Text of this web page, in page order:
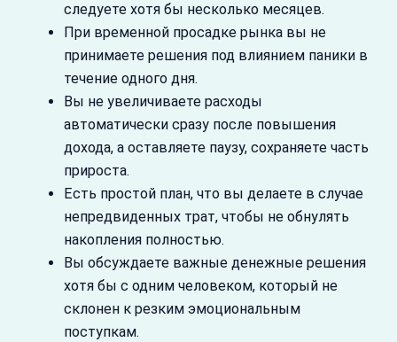
следуете хотя бы несколько месяцев.
При временной просадке рынка вы не
принимаете решения под влиянием паники в
течение одного дня.
Вы не увеличиваете расходы
автоматически сразу после повышения
дохода, а оставляете паузу, сохраняете часть
прироста.
Есть простой план, что вы делаете в случае
непредвиденных трат, чтобы не обнулять
накопления полностью.
Вы обсуждаете важные денежные решения
хотя бы с одним человеком, который не
склонен к резким эмоциональным
поступкам.